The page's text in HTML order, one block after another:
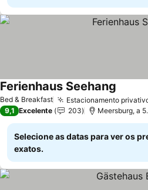
Bed & Breakfast Estacionamento
Ferienhaus Seehang
9,1 Excelente 203 Meersburg, a
Selecione as datas para ver os
exatos.